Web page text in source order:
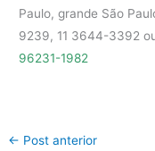
Paulo, grande São
9239, 11 3644-3392
96231-1982
← Post anterior